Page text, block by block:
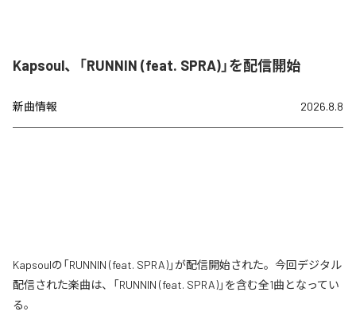
Kapsoul、「RUNNIN (feat. SPRA)」を配信開始
新曲情報 2026.8.8
Kapsoulの「RUNNIN (feat. SPRA)」が配信開始された。今回デジタル
配信された楽曲は、「RUNNIN (feat. SPRA)」を含む全1曲となってい
る。